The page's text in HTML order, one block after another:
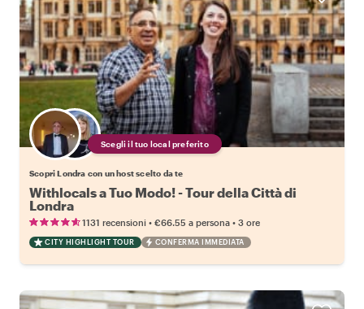
Scegli il tuo local preferito
Scopri Londra con un host scelto da te
Withlocals a Tuo Modo! - Tour della Città di
Londra
1131 recensioni • €66.55 a persona • 3 ore
CITY HIGHLIGHT TOUR CONFERMA IMMEDIATA